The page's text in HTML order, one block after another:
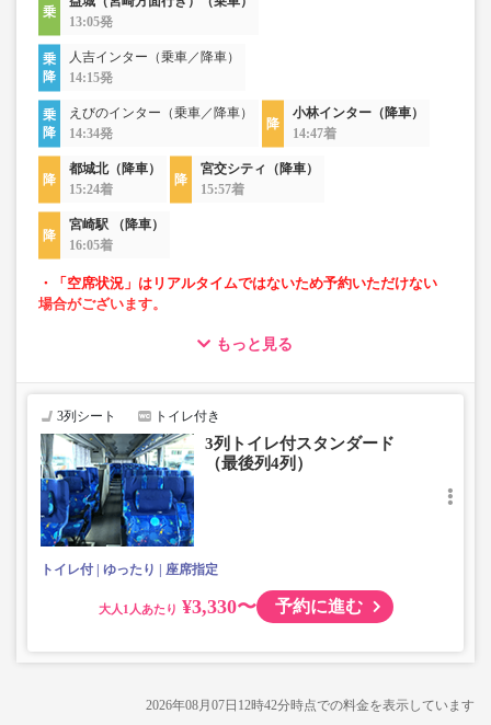
13:05発
人吉インター（乗車／降車）
14:15発
えびのインター（乗車／降車）
14:34発
小林インター（降車）
14:47着
都城北（降車）
15:24着
宮交シティ（降車）
15:57着
宮崎駅 （降車）
16:05着
・「空席状況」はリアルタイムではないため予約いただけない
場合がございます。
・車内トイレ完備で長旅でも安心。※車両により異なりま
・3列シートでゆったり快適なバス旅を。（最後尾は4列）
・車内は常時換気し、清掃・除菌を徹底。
もっと見る
3列シート トイレ付き
3列トイレ付スタンダード
（最後列4列）
トイレ付 ゆったり 座席指定
大人 ¥3,330〜 予約に進む
2026年08月07日12時42分時点での料金を表示しています